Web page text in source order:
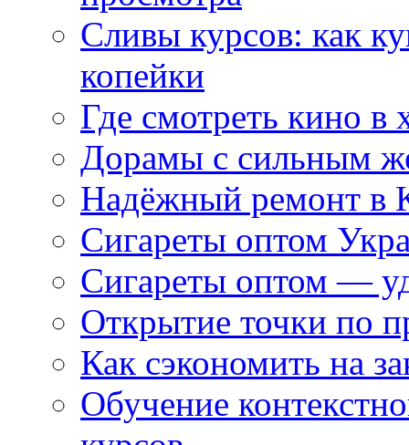
Сливы курсов: как
копейки
Где смотреть кино в
Дорамы с сильным
Надёжный ремонт в
Сигареты оптом
Сигареты оптом —
Открытие точки по
Как сэкономить на
Обучение